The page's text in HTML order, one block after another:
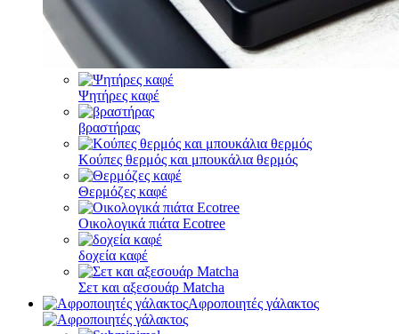
Ψητήρες καφέ
βραστήρας
Κούπες θερμός και μπουκάλια θερμός
Θερμόζες καφέ
Οικολογικά πιάτα Ecotree
δοχεία καφέ
Σετ και αξεσουάρ Matcha
Αφροποιητές γάλακτος